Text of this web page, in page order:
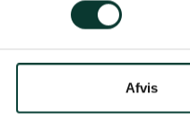
Afvis
FØLG OS